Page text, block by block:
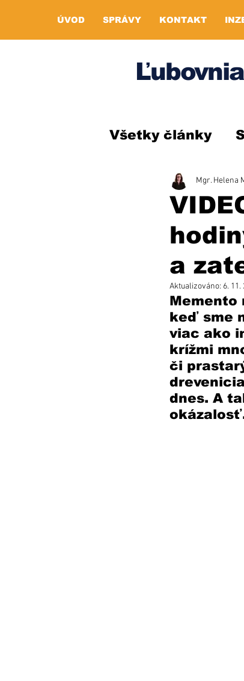
ÚVOD SPRÁVY KONTAKT
Všetky články
a
Mgr. Helena
Aktualizováno: 6. 11.
Memento
keď sme
viac ako
krížmi
či
dnes. A